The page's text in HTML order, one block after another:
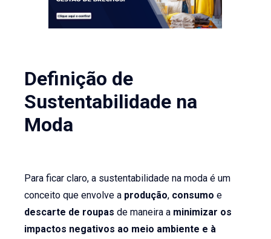
Definição de
Sustentabilidade na
Moda
Para ficar claro, a sustentabilidade na moda é um
conceito que envolve a produção, consumoe
descarte de roupas de maneira a minimizar os
impactos negativos ao meio ambiente e à